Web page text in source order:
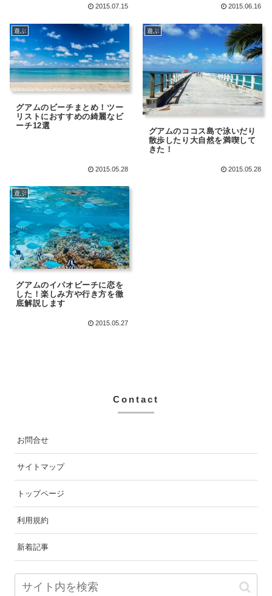
2015.07.15 2015.06.16
遊ぶ
グアムのビーチまとめ！ツー
リストにおすすめの綺麗なビ
ーチ12選
2015.05.28
遊ぶ
グアムのココス島で泳いだり
散歩したり大自然を満喫して
きた！
2015.05.28
遊ぶ
グアムのイパオビーチに恋を
した！楽しみ方や行き方を徹
底解説します
2015.05.27
Contact
お問合せ
サイトマップ
トップページ
利用規約
新着記事